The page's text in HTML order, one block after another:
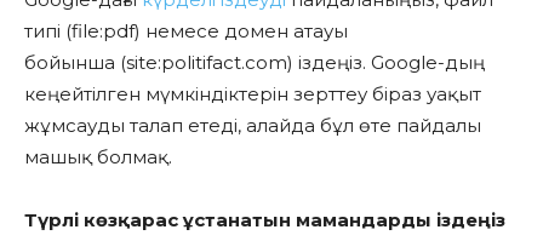
типі (file:pdf) немесе домен атауы
бойынша (site:politifact.com) іздеңіз. Google-дың
кеңейтілген мүмкіндіктерін зерттеу біраз уақыт
жұмсауды талап етеді, алайда бұл өте пайдалы
машық болмақ.
Түрлі көзқарас ұстанатын мамандарды іздеңіз